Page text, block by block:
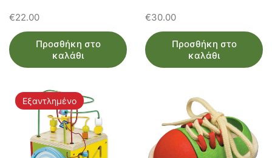
€22.00
Προσθήκη στο
καλάθι
€30.00
Προσθήκη στο
καλάθι
Εξαντλημένο